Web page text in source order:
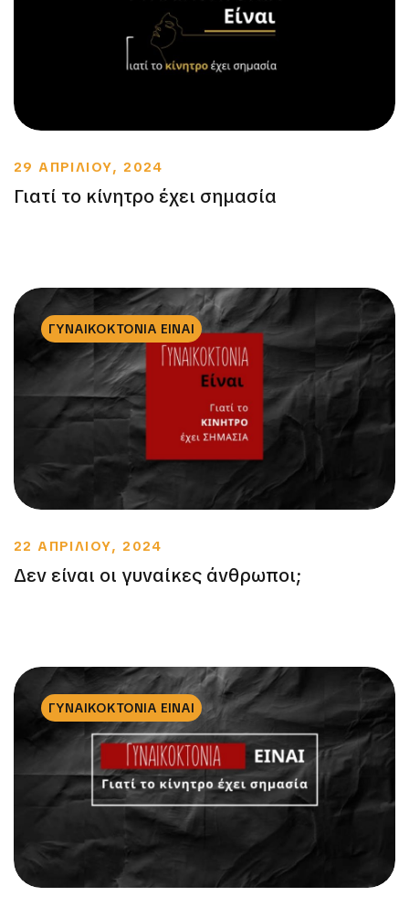
29 ΑΠΡΙΛΙΟΥ, 2024
Γιατί το κίνητρο έχει σημασία
ΓΥΝΑΙΚΟΚΤΟΝΙΑ ΕΙΝΑΙ
22 ΑΠΡΙΛΙΟΥ, 2024
Δεν είναι οι γυναίκες άνθρωποι;
ΓΥΝΑΙΚΟΚΤΟΝΙΑ ΕΙΝΑΙ